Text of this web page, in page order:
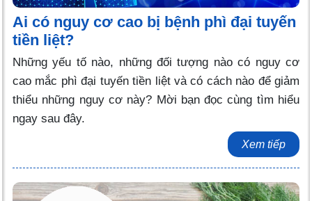
Ai có nguy cơ cao bị bệnh phì đại tuyến
tiền liệt?
Những yếu tố nào, những đối tượng nào có nguy cơ
cao mắc phì đại tuyến tiền liệt và có cách nào để giảm
thiểu những nguy cơ này? Mời bạn đọc cùng tìm hiểu
ngay sau đây.
Xem tiếp